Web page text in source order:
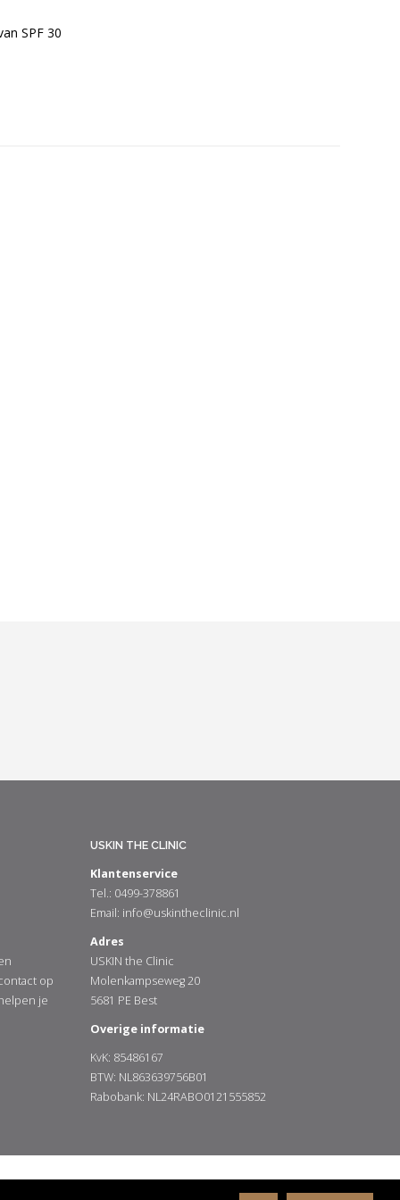
SPF 30
op
je
USKIN THE CLINIC
Klantenservice
Tel.: 0499-378861
Email: info@uskintheclinic.nl
Adres
USKIN the Clinic
Molenkampseweg 20
5681 PE Best
Overige informatie
KvK: 85486167
BTW: NL863639756B01
Rabobank: NL24RABO0121555852
Disclaimer Privacy Policy